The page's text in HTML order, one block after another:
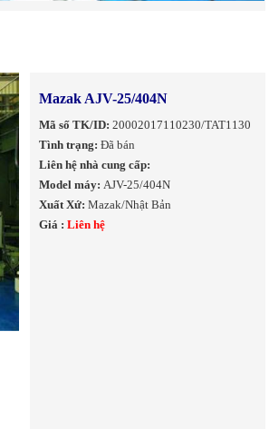
Mazak AJV-25/404N
Mã số TK/ID: 20002017110230/TAT1130
Tình trạng: Đã bán
Liên hệ nhà cung cấp:
Model máy: AJV-25/404N
Xuất Xứ: Mazak/Nhật Bản
Giá : Liên hệ